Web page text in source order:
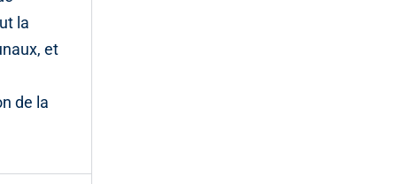
la
et
de la